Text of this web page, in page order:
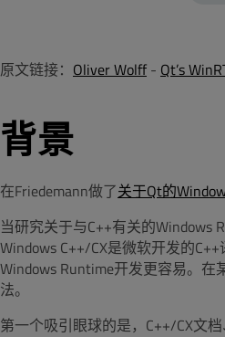
原文链接： Oliver Wolff - Qt’s
背景
在Friedemann做了关于Qt的
当研究关于与C++有关的Windows
Windows C++/CX是微软开发的
Windows Runtime开发更容易。
法。
第一个吸引眼球的是，C++/CX文